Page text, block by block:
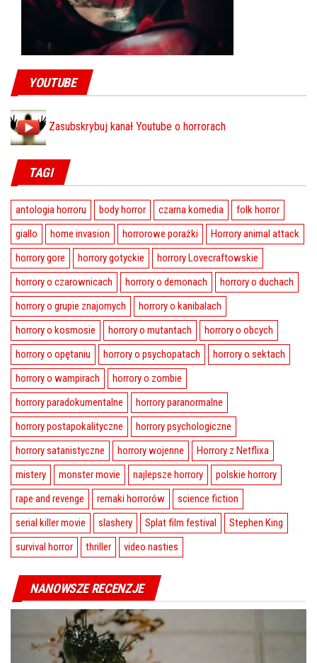
YOUTUBE
Zasubskrybuj kanał Youtube o horrorach
TAGI
antologia horroru body horror czarna komedia
folk horror
giallo
home invasion horrorowe porażki
Horrory animal attack
horrory gore
horrory gotyckie
horrory Lovecraftowskie
horrory o czarownicach
horrory o demonach
horrory o duchach
horrory o grupie znajomych
horrory o kanibalach
horrory o kosmosie
horrory o mutantach
horrory o obcych
horrory o opętaniu
horrory o psychopatach
horrory o sektach
horrory o wampirach
horrory o zombie
horrory paradokumentalne
horrory paranormalne
horrory postapokalityczne
horrory psychologiczne
horrory satanistyczne
horrory wojenne
Horrory z Netflixa
mistery
monster movie najlepsze horrory
polskie horrory
rape and revenge
remaki horrorów
science fiction
serial killer movie
slashery Splat film festival
Stephen King
survival horror
thriller video nasties
NANOWSZE RECENZJE